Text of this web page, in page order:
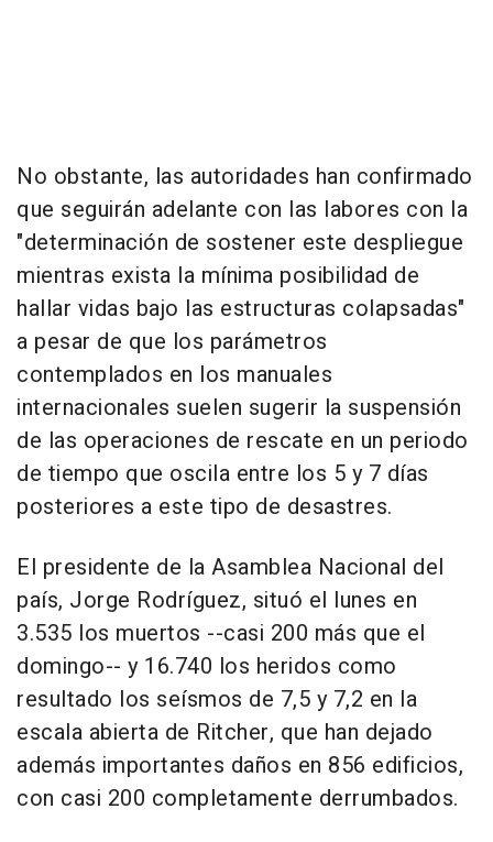
No obstante, las autoridades han confirmado
que seguirán adelante con las labores con la
"determinación de sostener este despliegue
mientras exista la mínima posibilidad de
hallar vidas bajo las estructuras colapsadas"
a pesar de que los parámetros
contemplados en los manuales
internacionales suelen sugerir la suspensión
de las operaciones de rescate en un periodo
de tiempo que oscila entre los 5 y 7 días
posteriores a este tipo de desastres.
El presidente de la Asamblea Nacional del
país, Jorge Rodríguez, situó el lunes en
3.535 los muertos --casi 200 más que el
domingo-- y 16.740 los heridos como
resultado los seísmos de 7,5 y 7,2 en la
escala abierta de Ritcher, que han dejado
además importantes daños en 856 edificios,
con casi 200 completamente derrumbados.